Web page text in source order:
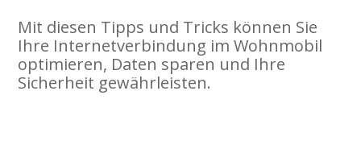
Mit diesen Tipps und Tricks können Sie
Ihre Internetverbindung im Wohnmobil
optimieren, Daten sparen und Ihre
Sicherheit gewährleisten.